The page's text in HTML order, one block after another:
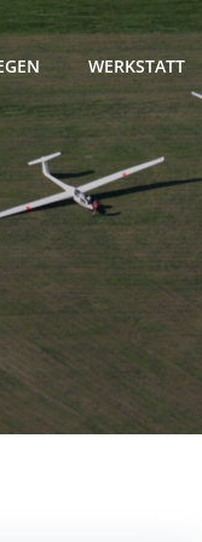
WERKSTATT